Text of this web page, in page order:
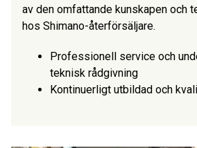
av den omfattande kunskapen och
hos Shimano-återförsäljare.
Professionell service och
teknisk rådgivning
Kontinuerligt utbildad och